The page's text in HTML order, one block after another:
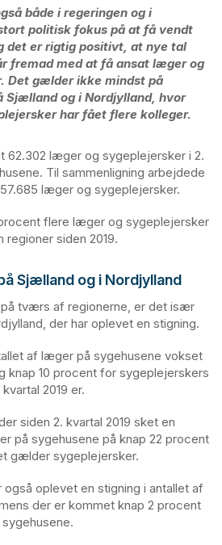
både i regeringen og i
politisk fokus på at få vendt
det er rigtig positivt, at nye tal
fremad med at få ansat læger og
Det gælder ikke mindst på
Sjælland og i Nordjylland, hvor
har fået flere kolleger.
62.302 læger og sygeplejersker i 2.
Til sammenligning arbejdede
læger og sygeplejersker.
flere læger og sygeplejersker
siden 2019.
Sjælland og i Nordjylland
på tværs af regionerne, er det især
der har oplevet en stigning.
af læger på sygehusene vokset
knap 10 procent for sygeplejerskers
2019 er.
siden 2. kvartal 2019 sket en
på sygehusene på knap 22 procent
gælder sygeplejersker.
også oplevet en stigning i antallet af
der er kommet knap 2 procent